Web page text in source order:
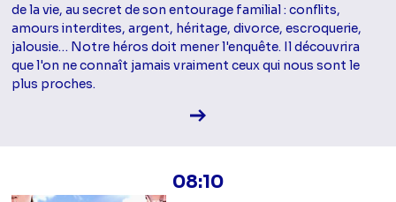
de la vie, au secret de son entourage familial : conflits,
amours interdites, argent, héritage, divorce, escroquerie,
jalousie… Notre héros doit mener l'enquête. Il découvrira
que l'on ne connaît jamais vraiment ceux qui nous sont le
plus proches.
Voir la fiche diffusion
08:10